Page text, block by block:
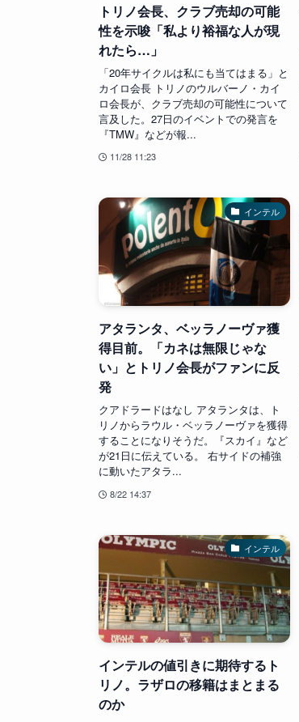
トリノ会長、クラブ売却の可能
性を示唆「私より裕福な人が現
れたら…」
「20年サイクルは私にも当てはまる」と
カイロ会長 トリノのウルバーノ・カイ
ロ会長が、クラブ売却の可能性について
言及した。27日のイベントでの発言を
『TMW』などが報...
11/28 11:23
インテル
アタランタ、ベッラノーヴァ獲
得目前。「カネは無限じゃな
い」とトリノ会長がファンに反
発
クアドラードはなし アタランタは、ト
リノからラウル・ベッラノーヴァを獲得
することになりそうだ。『スカイ』など
が21日に伝えている。 右サイドの補強
に動いたアタラ...
8/22 14:37
インテル
インテルの値引きに期待するト
リノ。ラザロの移籍はまとまる
のか